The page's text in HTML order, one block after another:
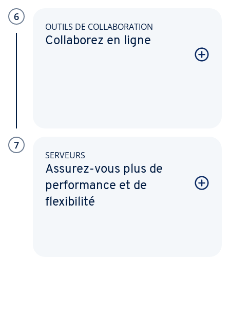
6
OUTILS DE COLLABORATION
Collaborez en ligne
7
SERVEURS
Assurez-vous plus de
performance et de
flexibilité